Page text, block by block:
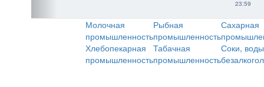
23:59
Молочная
промышленность
Рыбная
промышленность
Сахарная
Хлебопекарная
промышленность
Табачная
промышленность
Соки,